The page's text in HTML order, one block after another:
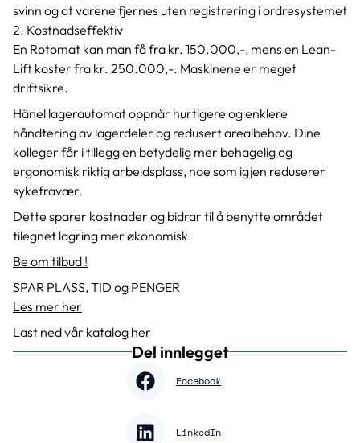
svinn og at varene fjernes uten registrering i ordresystemet
2. Kostnadseffektiv
En Rotomat kan man få fra kr. 150.000,-, mens en Lean-
Lift koster fra kr. 250.000,-. Maskinene er meget
driftsikre.
Hänel lagerautomat oppnår hurtigere og enklere
håndtering av lagerdeler og redusert arealbehov. Dine
kolleger får i tillegg en betydelig mer behagelig og
ergonomisk riktig arbeidsplass, noe som igjen reduserer
sykefravær.
Dette sparer kostnader og bidrar til å benytte området
tilegnet lagring mer økonomisk.
Be om tilbud !
SPAR PLASS, TID og PENGER
Les mer her
Last ned vår katalog her
Del innlegget
Facebook
LinkedIn